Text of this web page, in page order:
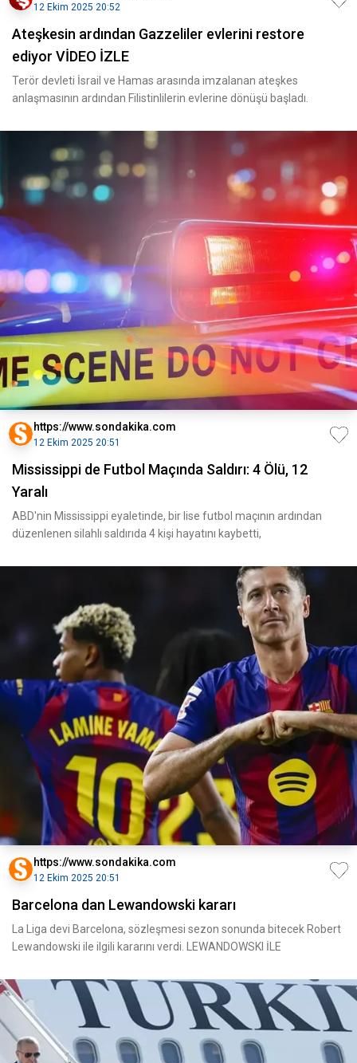
12 Ekim 2025 20:52
Ateşkesin ardından Gazzeliler evlerini restore
ediyor VİDEO İZLE
Terör devleti İsrail ve Hamas arasında imzalanan ateşkes
anlaşmasının ardından Filistinlilerin evlerine dönüşü başladı.
https://www.sondakika.com
12 Ekim 2025 20:51
Mississippi de Futbol Maçında Saldırı: 4 Ölü, 12
Yaralı
ABD'nin Mississippi eyaletinde, bir lise futbol maçının ardından
düzenlenen silahlı saldırıda 4 kişi hayatını kaybetti,
https://www.sondakika.com
12 Ekim 2025 20:51
Barcelona dan Lewandowski kararı
La Liga devi Barcelona, sözleşmesi sezon sonunda bitecek Robert
Lewandowski ile ilgili kararını verdi. LEWANDOWSKI İLE